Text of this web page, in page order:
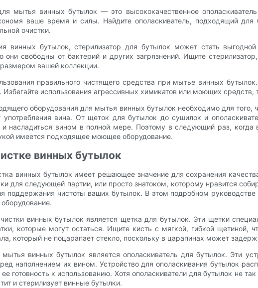
мытья винных бутылок — это высококачественное
ваше время и силы. Найдите ополаскиватель, подходящий
очистки.
винных бутылок, стерилизатор для бутылок может стать
они свободны от бактерий и других загрязнений. Ищите
вашей коллекции.
правильного чистящего средства при мытье винных
использования агрессивных химикатов или моющих средств,
оборудования для мытья винных бутылок необходимо для
употребления вина. От щеток для бутылок до сушилок и
насладиться вином в полной мере. Поэтому в следующий раз, когда
имеется подходящее моющее оборудование.
винных бутылок
винных бутылок имеет решающее значение для сохранения
для следующей партии, или просто знатоком, которому нравится
поддержания чистоты ваших бутылок. В этом подробном
винных бутылок является щетка для бутылок. Эти щетки
которые могут остаться. Ищите кисть с мягкой, гибкой щетиной,
который не поцарапает стекло, поскольку в царапинах может
винных бутылок является ополаскиватель для бутылок. Эти
наполнением их вином. Устройство для ополаскивания бутылок
готовность к использованию. Хотя ополаскиватели для бутылок не
и стерилизует винные бутылки.